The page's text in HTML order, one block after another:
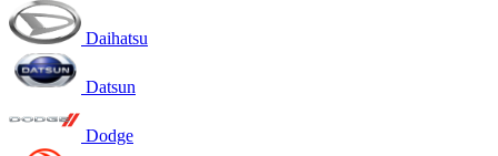
Daihatsu
Datsun
Dodge